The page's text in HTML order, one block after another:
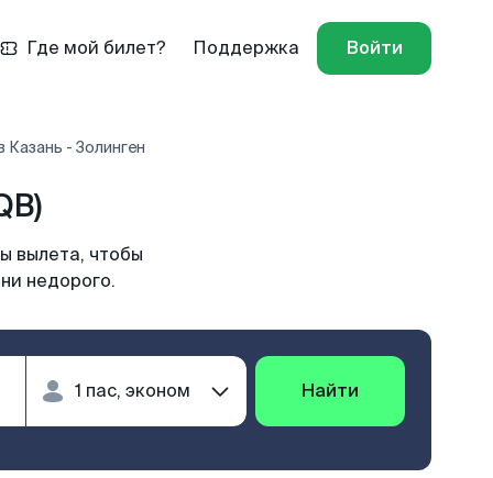
Где мой билет? Поддержка Войти
Казань - Золинген
вылета, чтобы
недорого.
Найти